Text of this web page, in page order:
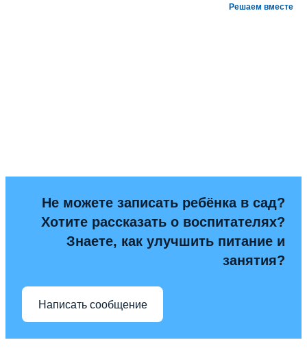
Решаем вместе
Не можете записать ребёнка в сад?
Хотите рассказать о воспитателях?
Знаете, как улучшить питание и
занятия?
Написать сообщение